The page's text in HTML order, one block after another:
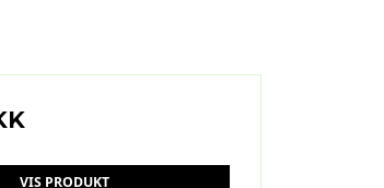
VIS PRODUKT